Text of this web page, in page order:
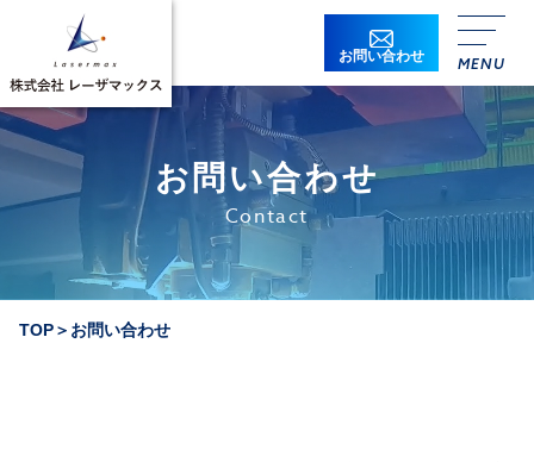
お問い合わせ
お問い合わせ
Contact
TOP＞ お問い合わせ
貴社名